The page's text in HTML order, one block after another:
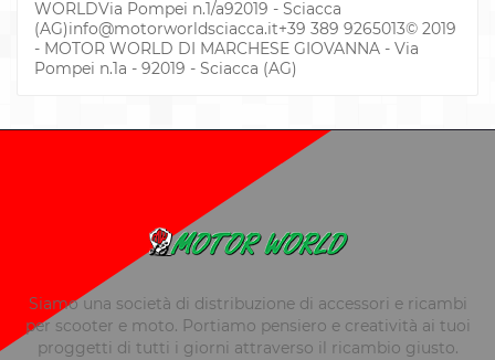
WORLDVia Pompei n.1/a92019 - Sciacca
(AG)info@motorworldsciacca.it+39 389 9265013© 2019
- MOTOR WORLD DI MARCHESE GIOVANNA - Via
Pompei n.1a - 92019 - Sciacca (AG)
Siamo una società di distribuzione di accessori e ricambi
per scooter e moto. Portiamo pensiero e creatività ai tuoi
proggetti di tutti i giorni attraverso il ricambio giusto.